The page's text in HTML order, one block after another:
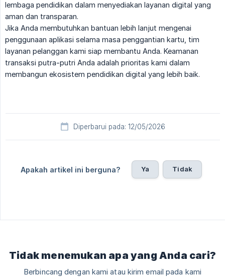
lembaga pendidikan dalam menyediakan layanan digital yang
aman dan transparan.
Jika Anda membutuhkan bantuan lebih lanjut mengenai
penggunaan aplikasi selama masa penggantian kartu, tim
layanan pelanggan kami siap membantu Anda. Keamanan
transaksi putra-putri Anda adalah prioritas kami dalam
membangun ekosistem pendidikan digital yang lebih baik.
Diperbarui pada: 12/05/2026
Apakah artikel ini berguna? Ya Tidak
Tidak menemukan apa yang Anda cari?
Berbincang dengan kami atau kirim email pada kami